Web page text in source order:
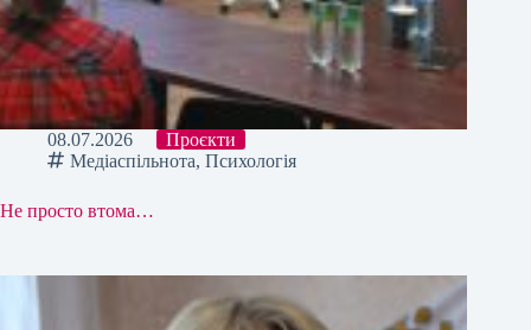
08.07.2026
Проєкти
Медіаспільнота, Психологія
Не просто втома…